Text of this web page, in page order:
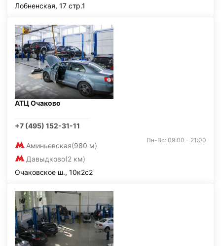
Лобненская, 17 стр.1
АТЦ Очаково
+7 (495) 152-31-11
Аминьевская(980 м)
Давыдково(2 км)
Пн-Вс: 09:00 - 21:00
Очаковское ш., 10к2с2